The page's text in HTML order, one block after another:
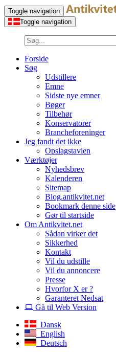
Toggle navigation
Toggle navigation
Forside
Søg
Udstillere
Emne
Sidste nye emner
Bøger
Tilbehør
Konservatorer
Brancheforeninger
Jeg fandt det ikke
Opslagstavlen
Værktøjer
Nyhedsbrev
Kalenderen
Sitemap
Blog.antikvitet.net
Bookmark denne side
Gør til startside
Om Antikvitet.net
Sådan virker det
Sikkerhed
Kontakt
Vil du udstille
Vil du annoncere
Presse
Hvorfor X er ?
Garanteret Nedsat
Gå til Web Version
Dansk
English
Deutsch